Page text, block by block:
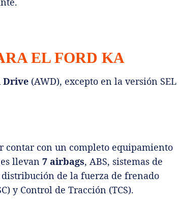
EL FORD KA
Drive (AWD), excepto en la versión SEL
contar con un completo equipamiento
llevan 7 airbags, ABS, sistemas de
de la fuerza de frenado
y Control de Tracción (TCS).